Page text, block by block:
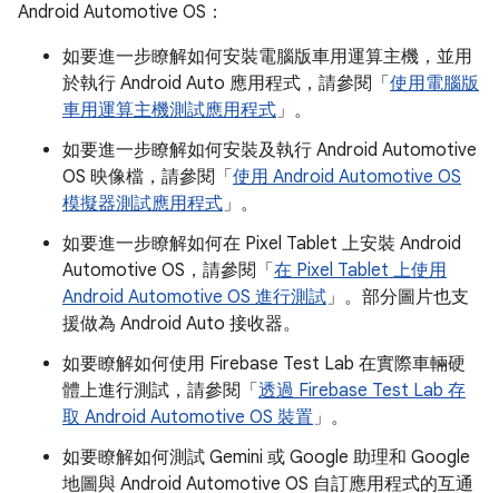
Android Automotive OS：
如要進一步瞭解如何安裝電腦版車用運算主機，並用
於執行 Android Auto 應用程式，請參閱「 使用電腦版
車用運算主機測試應用程式」。
如要進一步瞭解如何安裝及執行 Android Automotive
OS 映像檔，請參閱「 使用 Android Automotive OS
模擬器測試應用程式」。
如要進一步瞭解如何在 Pixel Tablet 上安裝 Android
Automotive OS，請參閱「 在 Pixel Tablet 上使用
Android Automotive OS 進行測試」。部分圖片也支
援做為 Android Auto 接收器。
如要瞭解如何使用 Firebase Test Lab 在實際車輛硬
體上進行測試，請參閱「 透過 Firebase Test Lab 存
取 Android Automotive OS 裝置」。
如要瞭解如何測試 Gemini 或 Google 助理和 Google
地圖與 Android Automotive OS 自訂應用程式的互通